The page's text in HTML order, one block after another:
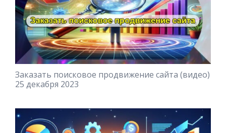
Заказать поисковое продвижение сайта (видео)
25 декабря 2023